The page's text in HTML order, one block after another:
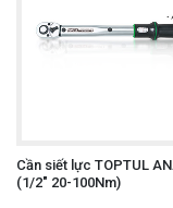
Cần siết lực TOPTUL
(1/2" 20-100Nm)